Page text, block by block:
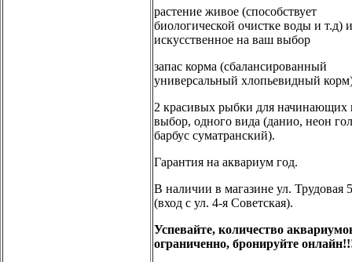
растение живое (способствует
биологической очистке воды и т.д)
искусственное на ваш выбор
запас корма (сбалансированный
универсальный хлопьевидный
2 красивых рыбки для начинающих
выбор, одного вида (данио, неон
барбус суматранский).
Гарантия на аквариум год.
В наличии в магазине ул. Трудовая
(вход с ул. 4-я Советская).
Успевайте, количество
ограниченно, бронируйте